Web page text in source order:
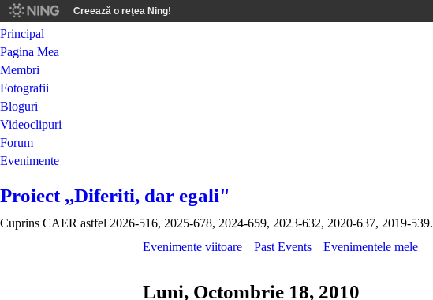
Creează o reţea Ning!
Principal
Pagina Mea
Membri
Fotografii
Bloguri
Videoclipuri
Forum
Evenimente
Proiect ,,Diferiti, dar egali"
Cuprins CAER astfel 2026-516, 2025-678, 2024-659, 2023-632, 2020-637, 2019-539.
Evenimente viitoare
Past Events Evenimentele mele
Luni, Octombrie 18, 2010